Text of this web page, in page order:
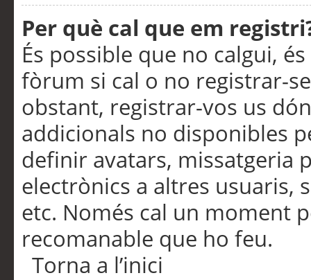
Per què cal que em
És possible que no calgui,
fòrum si cal o no registrar-
obstant, registrar-vos us
addicionals no disponibles
definir avatars, missatgeria
electrònics a altres usuaris,
etc. Només cal un moment
recomanable que ho feu.
Torna a l’inici